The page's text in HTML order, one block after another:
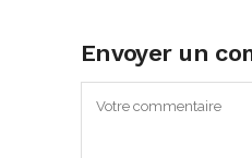
Envoyer un